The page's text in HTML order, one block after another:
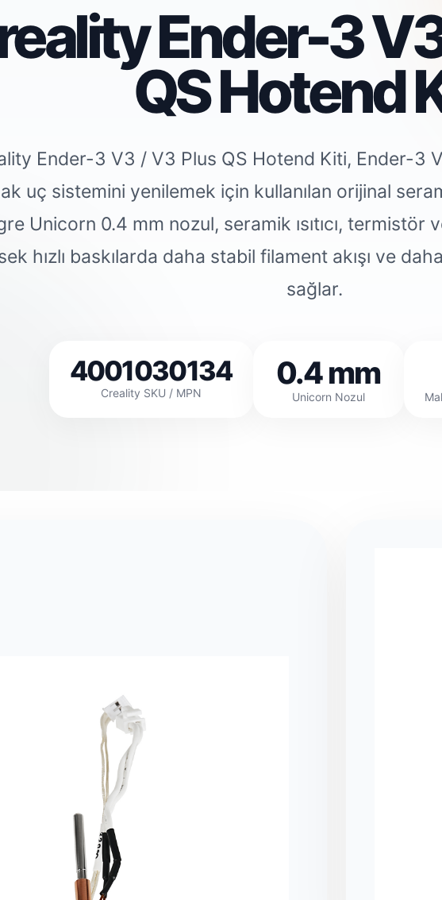
Ender-3
QS Hotend
Ender-3 V3 / V3 Plus QS Hotend Kiti, Ender-3
uç sistemini yenilemek için kullanılan orijinal
Unicorn 0.4 mm nozul, seramik ısıtıcı, termistör
hızlı baskılarda daha stabil filament akışı ve
sağlar.
4001030134
Creality SKU / MPN
0.4 mm
Unicorn Nozul